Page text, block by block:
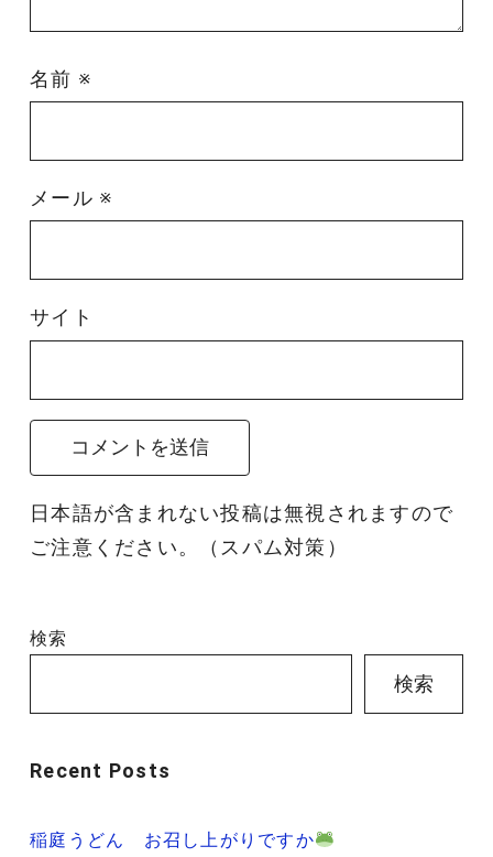
名前 ※
メール ※
サイト
日本語が含まれない投稿は無視されますので
ご注意ください。（スパム対策）
検索
検索
Recent Posts
稲庭うどん お召し上がりですか